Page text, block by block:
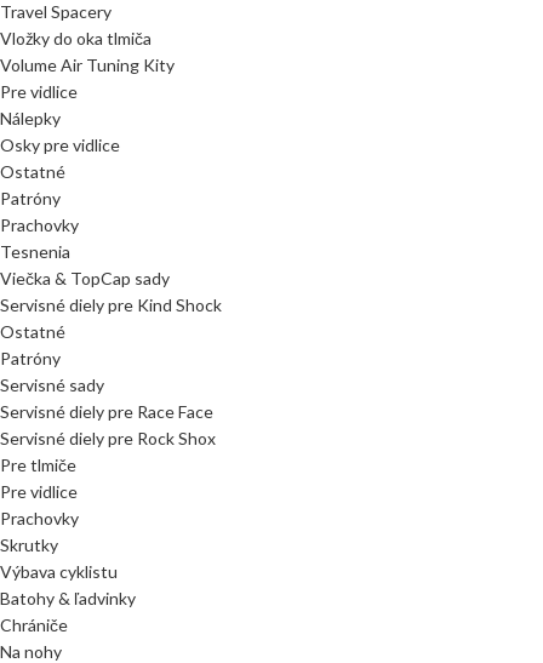
Travel Spacery
Vložky do oka tlmiča
Volume Air Tuning Kity
Pre vidlice
Nálepky
Osky pre vidlice
Ostatné
Patróny
Prachovky
Tesnenia
Viečka & TopCap sady
Servisné diely pre Kind Shock
Ostatné
Patróny
Servisné sady
Servisné diely pre Race Face
Servisné diely pre Rock Shox
Pre tlmiče
Pre vidlice
Prachovky
Skrutky
Výbava cyklistu
Batohy & ľadvinky
Chrániče
Na nohy